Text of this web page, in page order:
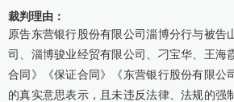
裁判理由：
原告东营银行股份有限公司淄博分行与被告
司、淄博骏业经贸有限公司、刁宝华、王海
合同》《保证合同》《东营银行股份有限公
的真实意思表示，且未违反法律、法规的强